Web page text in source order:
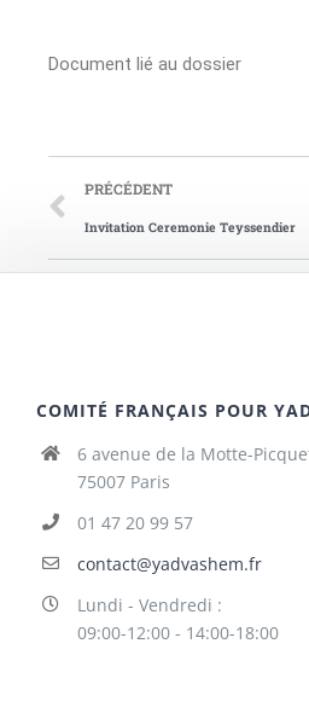
Document lié au dossier
PRÉCÉDENT
Invitation Ceremonie Teyssendier
COMITÉ FRANÇAIS POUR
6 avenue de la Motte-
75007 Paris
01 47 20 99 57
contact@yadvashem.fr
Lundi - Vendredi :
09:00-12:00 - 14:00-18:00